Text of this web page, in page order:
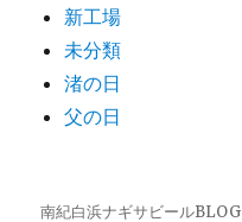
新工場
未分類
渚の日
父の日
南紀白浜ナギサビールBLOG